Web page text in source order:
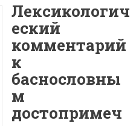
Лексикологич
еский
комментарий
к
баснословны
м
достопримеч